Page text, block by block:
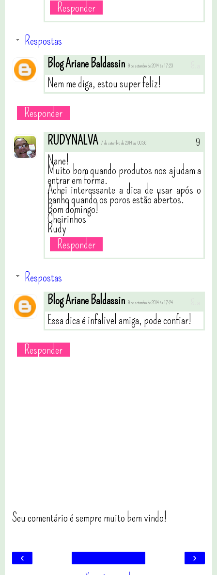
Responder
Respostas
Blog Ariane Baldassin 9 de setembro de 2014 às 17:23
Nem me diga, estou super feliz!
Responder
RUDYNALVA 7 de setembro de 2014 às 00:36
Nane!
Muito bom quando produtos nos ajudam a
entrar em forma.
Achei interessante a dica de usar após o
banho quando os poros estão abertos.
Bom domingo!
Cheirinhos
Rudy
Responder
Respostas
Blog Ariane Baldassin 9 de setembro de 2014 às 17:24
Essa dica é infalivel amiga, pode confiar!
Responder
Seu comentário é sempre muito bem vindo!
‹ ›